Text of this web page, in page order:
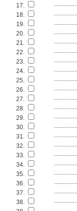
17.
18.
19.
20.
21.
22.
23.
24.
25.
26.
27.
28.
29.
30.
31.
32.
33.
34.
35.
36.
37.
38.